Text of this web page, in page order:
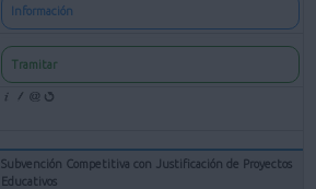
Información
Tramitar
Subvención Competitiva con Justificación de Proyectos
Educativos